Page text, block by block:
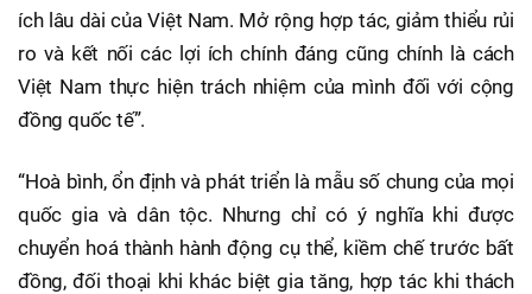
ích lâu dài của Việt Nam. Mở rộng hợp tác, giảm thiểu rủi
ro và kết nối các lợi ích chính đáng cũng chính là cách
Việt Nam thực hiện trách nhiệm của mình đối với cộng
đồng quốc tế”.
“Hoà bình, ổn định và phát triển là mẫu số chung của mọi
quốc gia và dân tộc. Nhưng chỉ có ý nghĩa khi được
chuyển hoá thành hành động cụ thể, kiềm chế trước bất
đồng, đối thoại khi khác biệt gia tăng, hợp tác khi thách